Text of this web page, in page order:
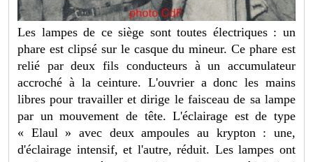
Les lampes de ce siège sont toutes électriques : un
phare est clipsé sur le casque du mineur. Ce phare est
relié par deux fils conducteurs à un accumulateur
accroché à la ceinture. L'ouvrier a donc les mains
libres pour travailler et dirige le faisceau de sa lampe
par un mouvement de tête. L'éclairage est de type
« Elaul » avec deux ampoules au krypton : une,
d'éclairage intensif, et l'autre, réduit. Les lampes ont